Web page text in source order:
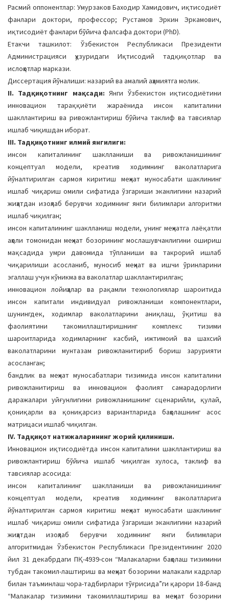
Расмий оппонентлар: Умурзаков Баходир Хамидович, иқтисодиёт
фанлари доктори, профессор; Рустамов Эркин Эркамович,
иқтисодиёт фанлари бўйича фалсафа доктори (PhD).
Етакчи ташкилот: Ўзбекистон Республикаси Президенти
Администрацияси ҳузуридаги Иқтисодий тадқиқотлар ва
ислоҳотлар маркази.
Диссертация йўналиши: назарий ва амалий аҳамиятга молик.
II. Тадқиқотнинг мақсади: Янги Ўзбекистон иқтисодиётини
инновацион тараққиёти жараёнида инсон капиталини
шакллантириш ва ривожлантириш бўйича таклиф ва тавсиялар
ишлаб чиқишдан иборат.
III. Тадқиқотнинг илмий янгилиги:
инсон капиталининг шаклланиши ва ривожланишининг
концептуал модели, креатив ходимнинг ваколатларига
йўналтирилган сармоя киритиш меҳнат муносабати шаклининг
ишлаб чиқариш омили сифатида ўзгариши эканлигини назарий
жиҳатдан изоҳлаб берувчи ходимнинг янги билимлари алгоритми
ишлаб чиқилган;
инсон капиталининг шаклланиш модели, унинг меҳнатга лаёқатли
аҳоли томонидан меҳнат бозорининг мослашувчанлигини ошириш
мақсадида умри давомида тўпланиши ва такрорий ишлаб
чиқарилиши асосланиб, муносиб меҳнат ва ишчи ўринларини
эгаллаш учун кўникма ва ваколатлар шакллантирилган;
инновацион лойиҳалар ва рақамли технологиялар шароитида
инсон капитали индивидуал ривожланиши компонентлари,
шунингдек, ходимлар ваколатларини аниқлаш, ўқитиш ва
фаолиятини такомиллаштиришнинг комплекс тизими
шароитларида ходимларнинг касбий, ижтимоий ва шахсий
ваколатларини мунтазам ривожланитириб бориш зарурияти
асосланган;
бандлик ва меҳнат муносабатлари тизимида инсон капиталини
ривожланитириш ва инновацион фаолият самарадорлиги
даражалари уйғунлигини ривожланишнинг сценарийли, қулай,
қониқарли ва қониқарсиз вариантларида баҳолашнинг асос
матрицаси ишлаб чиқилган.
IV. Тадқиқот натижаларининг жорий қилиниши.
Инновацион иқтисодиётда инсон капиталини шакллантириш ва
ривожлантириш бўйича ишлаб чиқилган хулоса, таклиф ва
тавсиялар асосида:
инсон капиталининг шаклланиши ва ривожланишининг
концептуал модели, креатив ходимнинг ваколатларига
йўналтирилган сармоя киритиш меҳнат муносабати шаклининг
ишлаб чиқариш омили сифатида ўзгариши эканлигини назарий
жиҳатдан изоҳлаб берувчи ходимнинг янги билимлари
алгоритмидан Ўзбекистон Республикаси Президентининг 2020
йил 31 декабрдаги ПҚ-4939-сон “Малакаларни баҳолаш тизимини
тубдан такомил-лаштириш ва меҳнат бозорини малакали кадрлар
билан таъминлаш чора-тадбирлари тўғрисида”ги қарори 18-банд
“Малакалар тизимини такомиллаштириш ва меҳнат бозорини